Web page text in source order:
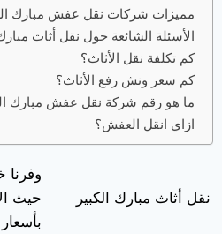
مميزات شركات نقل عفش مبارك
الأسئلة الشائعة حول نقل أثاث مبارك
كم تكلفة نقل الأثاث؟
كم سعر ونش رفع الأثاث؟
ما هو رقم شركة نقل عفش مبارك
ازاي انقل العفش؟
نقل أثاث مبارك الكبير
وفرنا
حيث